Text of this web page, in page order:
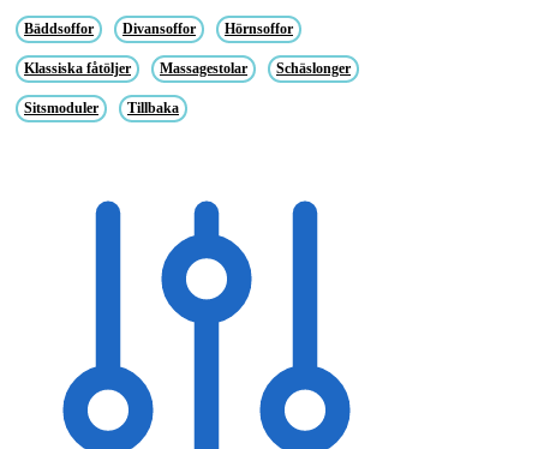
Bäddsoffor Divansoffor Hörnsoffor
Klassiska fåtöljer Massagestolar Schäslonger
Sitsmoduler Tillbaka